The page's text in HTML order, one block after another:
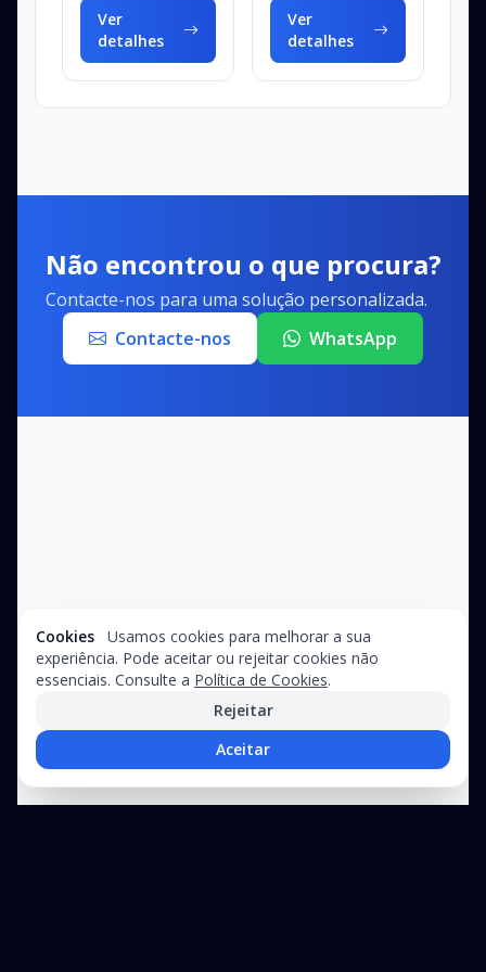
Cookies
Usamos cookies para melhorar a sua
experiência. Pode aceitar ou rejeitar cookies não
essenciais. Consulte a Política de Cookies.
Rejeitar
Aceitar
produtos. São fáceis
Ver
detalhes
produtos. São fáceis
Ver
detalhes
Não encontrou o que procura?
Contacte-nos para uma solução personalizada.
Contacte-nos
WhatsApp